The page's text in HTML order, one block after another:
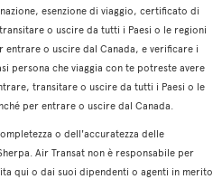
esenzione di viaggio, certificato di
o uscire da tutti i Paesi o le regioni
o uscire dal Canada, e verificare i
persona che viaggia con te potreste avere
transitare o uscire da tutti i Paesi o le
per entrare o uscire dal Canada.
o dell'accuratezza delle
Air Transat non è responsabile per
qui o dai suoi dipendenti o agenti in merito